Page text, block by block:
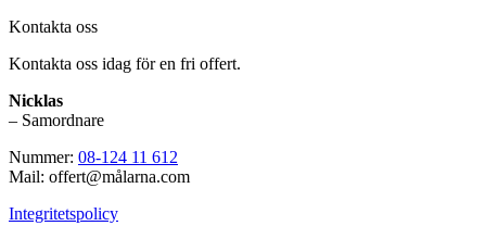
Kontakta oss
Kontakta oss idag för en fri offert.
Nicklas
– Samordnare
Nummer: 08-124 11 612
Mail: offert@målarna.com
Integritetspolicy